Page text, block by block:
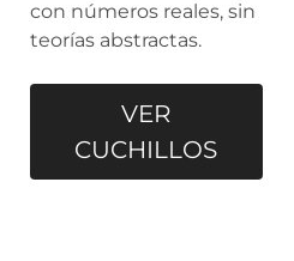
con números reales, sin
teorías abstractas.
VER
CUCHILLOS